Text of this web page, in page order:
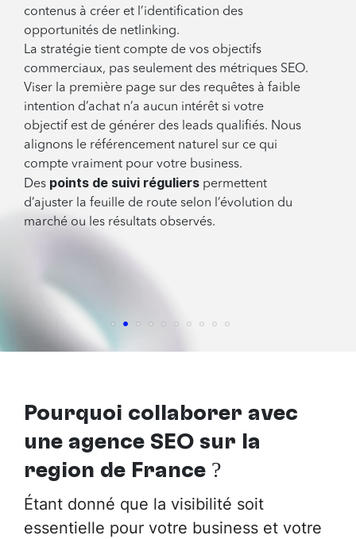
contenus à créer et l’identification des
opportunités de netlinking.
La stratégie tient compte de vos objectifs
commerciaux, pas seulement des métriques SEO.
Viser la première page sur des requêtes à faible
intention d’achat n’a aucun intérêt si votre
objectif est de générer des leads qualifiés. Nous
alignons le référencement naturel sur ce qui
compte vraiment pour votre business.
Des points de suivi réguliers permettent
d’ajuster la feuille de route selon l’évolution du
marché ou les résultats observés.
Pourquoi collaborer avec
une agence SEO sur la
région de France ?
Étant donné que la visibilité soit
essentielle pour votre business et votre